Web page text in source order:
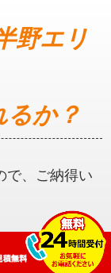
野エリ
るか？
で、ご納得い
野エリ